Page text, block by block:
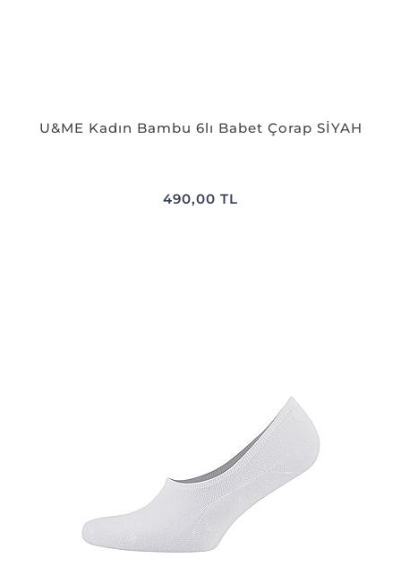
U&ME Kadın Bambu 6lı Babet Çorap SİYAH
490,00 TL